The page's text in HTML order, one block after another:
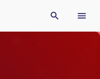
search menu